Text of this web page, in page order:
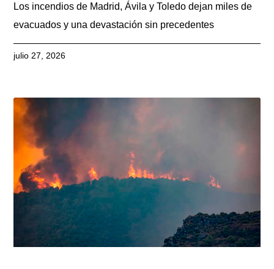
Los incendios de Madrid, Ávila y Toledo dejan miles de
evacuados y una devastación sin precedentes
julio 27, 2026